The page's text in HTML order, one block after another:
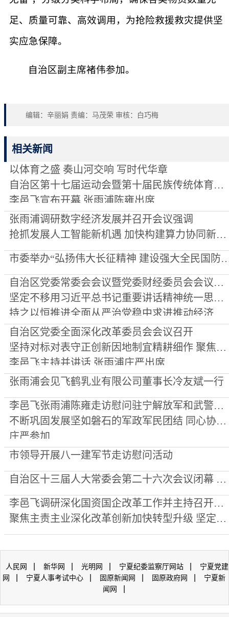
足、质量可靠、高效调用，为抢险救援救灾提供坚
实应急保障。
自治区副主席褚伟参加。
编辑：辛丽娟 责编：马茂荣 审核：白巧梅
相关新闻
以体育之盛 奏山河交响 写时代华章
自治区第十七届运动会暨第十届民族传统体育运动会开幕
李邑飞宣布开幕 张雨浦陈雍出席
张雨浦调研数字经济发展并召开会议强调
抢抓发展人工智能新机遇 加快构建算力协同新格局
市委举办“弘扬伟大长征精神 建设强大全民国防”专
自治区党委常委会会议暨党委财经委员会会议召开
坚定不移用习近平总书记重要讲话精神统一思想和行动
持之以恒推进全面从严治党稳中求进推动经济持续向新向优向好发展
李邑飞主持并讲话
自治区党委全面深化改革委员会会议召开
坚持对标对表守正创新因地制宜精耕细作 聚焦增动力添活力推动进一步全面深化改革走深走实
李邑飞主持并讲话 张雨浦庄严出席
张雨浦会见飞鹤乳业有限公司董事长冷友斌一行
李邑飞张雨浦陈雍走访慰问驻宁解放军和武警部队官兵
不断巩固发展坚如磐石的军政军民团结 同心协力续写鱼水深情新篇章加快建设美丽新宁夏
庄严参加
市领导开展八一建军节走访慰问活动
自治区十三届人大常委会第二十六次会议闭幕 李邑飞主持并讲话
李邑飞调研深化国资国企改革工作并主持召开座谈会
聚焦主责主业深化改革创新加快转型升级 坚定不移推动国资国企做强做优做大
人民网 新华网 光明网 宁夏纪委监察厅网站
宁夏党建
网
宁夏人事考试中心 固原新闻网 固原政府网
宁夏新
闻网